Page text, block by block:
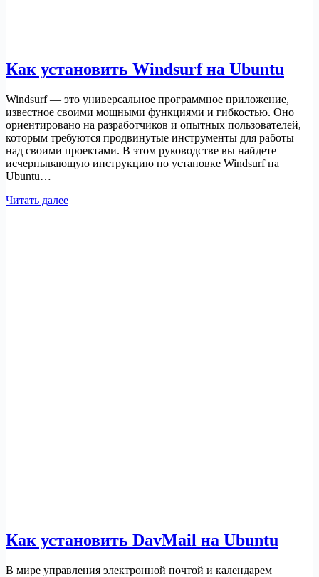
Как установить Windsurf на Ubuntu
Windsurf — это универсальное программное приложение,
известное своими мощными функциями и гибкостью. Оно
ориентировано на разработчиков и опытных пользователей,
которым требуются продвинутые инструменты для работы
над своими проектами. В этом руководстве вы найдете
исчерпывающую инструкцию по установке Windsurf на
Ubuntu…
Читать далееКак
Как установить DavMail на Ubuntu
В мире управления электронной почтой и календарем